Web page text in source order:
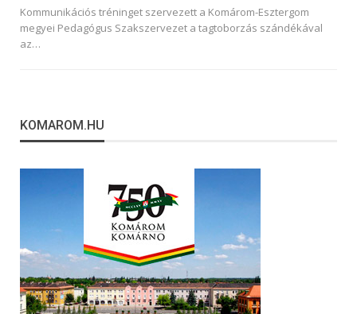
Kommunikációs tréninget szervezett a Komárom-Esztergom
megyei Pedagógus Szakszervezet a tagtoborzás szándékával
az…
KOMAROM.HU